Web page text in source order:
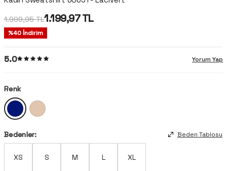
1.999,95TL1.199,97TL
%40İndirim
5.0 Yorum Yap
Renk
Bedenler: Beden Tablosu
XS S M L XL